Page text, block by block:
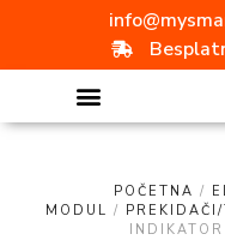
POČETNA /
MODUL /